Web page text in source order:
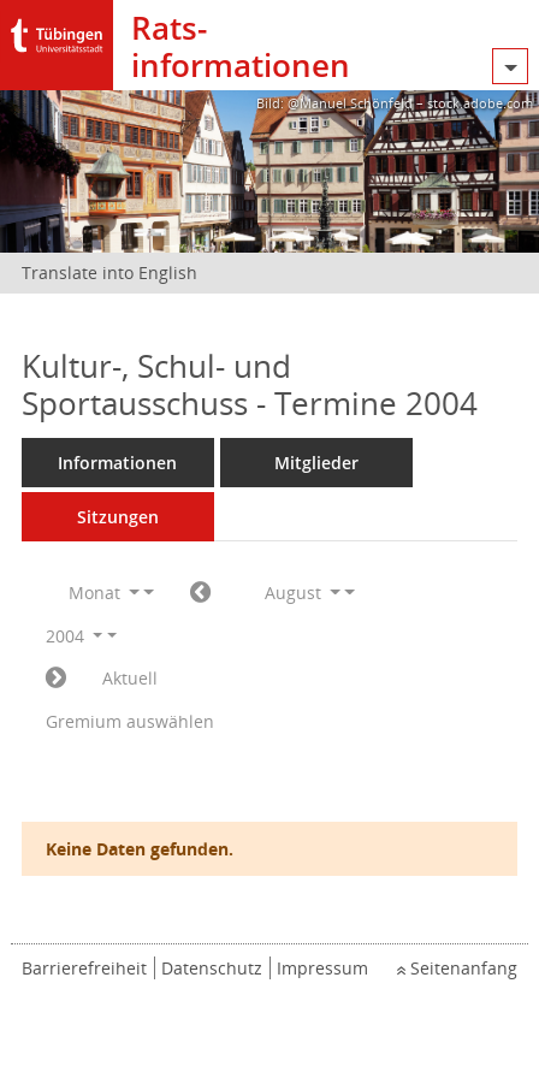
Rats­
informationen
Bild: @Manuel Schönfeld – stock.adobe.com
Translate into English
Kultur-, Schul- und
Sportausschuss - Termine 2004
Informationen Mitglieder
Sitzungen
Monat
August
2004
Aktuell
Gremium auswählen
Keine Daten gefunden.
Barrierefreiheit Datenschutz Impressum Seitenanfang